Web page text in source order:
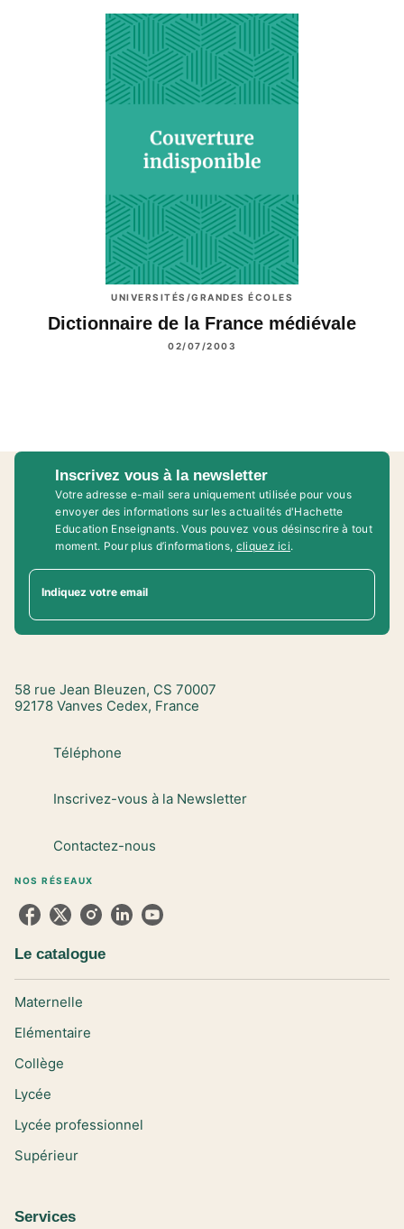
UNIVERSITÉS/GRANDES ÉCOLES
Dictionnaire de la France médiévale
02/07/2003
Inscrivez vous à la newsletter
Votre adresse e-mail sera uniquement utilisée pour vous
envoyer des informations sur les actualités d'Hachette
Education Enseignants. Vous pouvez vous désinscrire à tout
moment. Pour plus d’informations, cliquez ici.
Indiquez votre email
58 rue Jean Bleuzen, CS 70007
92178 Vanves Cedex, France
Téléphone
Inscrivez-vous à la Newsletter
Contactez-nous
NOS RÉSEAUX
Le catalogue
Maternelle
Elémentaire
Collège
Lycée
Lycée professionnel
Supérieur
Services